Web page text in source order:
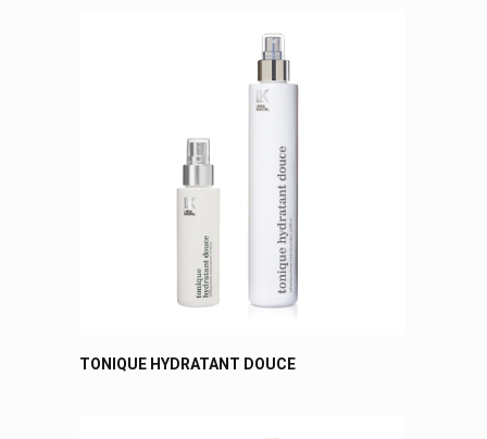
TONIQUE HYDRATANT DOUCE